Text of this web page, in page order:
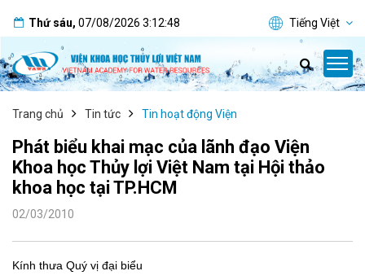
Thứ sáu, 07/08/2026 3:12:48 Tiếng Việt
Trang chủ Tin tức Tin hoạt động Viện
Phát biểu khai mạc của lãnh đạo Viện
Khoa học Thủy lợi Việt Nam tại Hội thảo
khoa học tại TP.HCM
02/03/2010
Kính thưa Quý vị đại biểu